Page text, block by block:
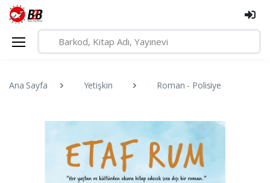
Ana Sayfa Yetişkin Roman - Polisiye